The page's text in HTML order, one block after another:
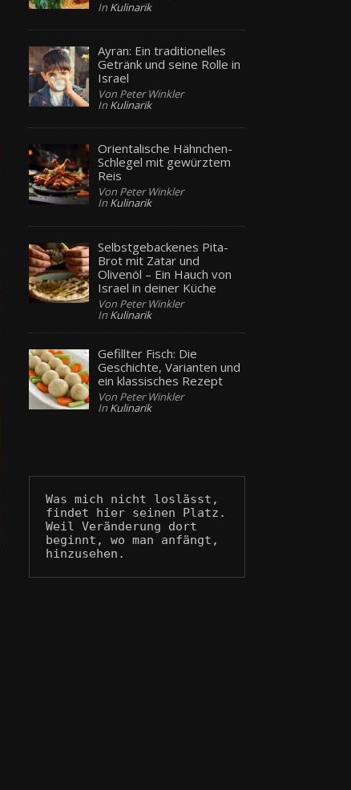
In Kulinarik
Ayran: Ein traditionelles
Getränk und seine Rolle in
Israel
Von Peter Winkler
In Kulinarik
Orientalische Hähnchen-
Schlegel mit gewürztem
Reis
Von Peter Winkler
In Kulinarik
Selbstgebackenes Pita-
Brot mit Zatar und
Olivenöl – Ein Hauch von
Israel in deiner Küche
Von Peter Winkler
In Kulinarik
Gefillter Fisch: Die
Geschichte, Varianten und
ein klassisches Rezept
Von Peter Winkler
In Kulinarik
Was mich nicht loslässt,
findet hier seinen Platz.
Weil Veränderung dort
beginnt, wo man anfängt,
hinzusehen.